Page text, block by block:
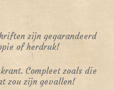
zijn gegarandeerd
of herdruk!
Compleet zoals die
zou zijn gevallen!